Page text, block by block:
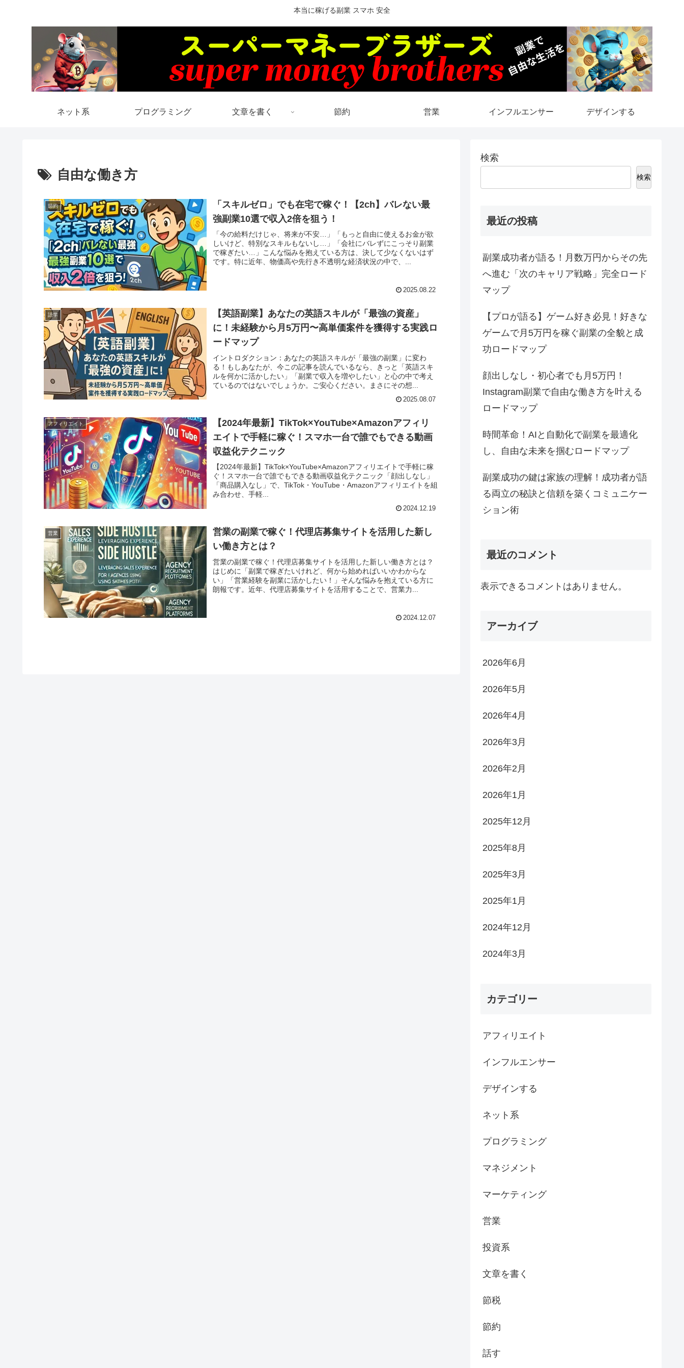
本当に稼げる副業 スマホ 安全
ネット系 プログラミング 文章を書く 節約 営業 インフルエンサー デザインする
自由な働き方
節約
「スキルゼロ」でも在宅で稼ぐ！【2ch】バレない最
強副業10選で収入2倍を狙う！
「今の給料だけじゃ、将来が不安…」「もっと自由に使えるお金が欲
しいけど、特別なスキルもないし…」「会社にバレずにこっそり副業
で稼ぎたい…」こんな悩みを抱えている方は、決して少なくないはず
です。特に近年、物価高や先行き不透明な経済状況の中で、...
2025.08.22
語学
【英語副業】あなたの英語スキルが「最強の資産」
に！未経験から月5万円〜高単価案件を獲得する実践ロ
ードマップ
イントロダクション：あなたの英語スキルが「最強の副業」に変わ
る！もしあなたが、今この記事を読んでいるなら、きっと「英語スキ
ルを何かに活かしたい」「副業で収入を増やしたい」と心の中で考え
ているのではないでしょうか。ご安心ください。まさにその想...
2025.08.07
アフィリエイト
【2024年最新】TikTok×YouTube×Amazonアフィリ
エイトで手軽に稼ぐ！スマホ一台で誰でもできる動画
収益化テクニック
【2024年最新】TikTok×YouTube×Amazonアフィリエイトで手軽に稼
ぐ！スマホ一台で誰でもできる動画収益化テクニック「顔出しなし」
「商品購入なし」で、TikTok・YouTube・Amazonアフィリエイトを組
み合わせ、手軽...
2024.12.19
営業
営業の副業で稼ぐ！代理店募集サイトを活用した新し
い働き方とは？
営業の副業で稼ぐ！代理店募集サイトを活用した新しい働き方とは？
はじめに「副業で稼ぎたいけれど、何から始めればいいかわからな
い」「営業経験を副業に活かしたい！」そんな悩みを抱えている方に
朗報です。近年、代理店募集サイトを活用することで、営業力...
2024.12.07
検索
検索
最近の投稿
副業成功者が語る！月数万円からその先
へ進む「次のキャリア戦略」完全ロード
マップ
【プロが語る】ゲーム好き必見！好きな
ゲームで月5万円を稼ぐ副業の全貌と成
功ロードマップ
顔出しなし・初心者でも月5万円！
Instagram副業で自由な働き方を叶える
ロードマップ
時間革命！AIと自動化で副業を最適化
し、自由な未来を掴むロードマップ
副業成功の鍵は家族の理解！成功者が語
る両立の秘訣と信頼を築くコミュニケー
ション術
最近のコメント
表示できるコメントはありません。
アーカイブ
2026年6月
2026年5月
2026年4月
2026年3月
2026年2月
2026年1月
2025年12月
2025年8月
2025年3月
2025年1月
2024年12月
2024年3月
カテゴリー
アフィリエイト
インフルエンサー
デザインする
ネット系
プログラミング
マネジメント
マーケティング
営業
投資系
文章を書く
節税
節約
話す